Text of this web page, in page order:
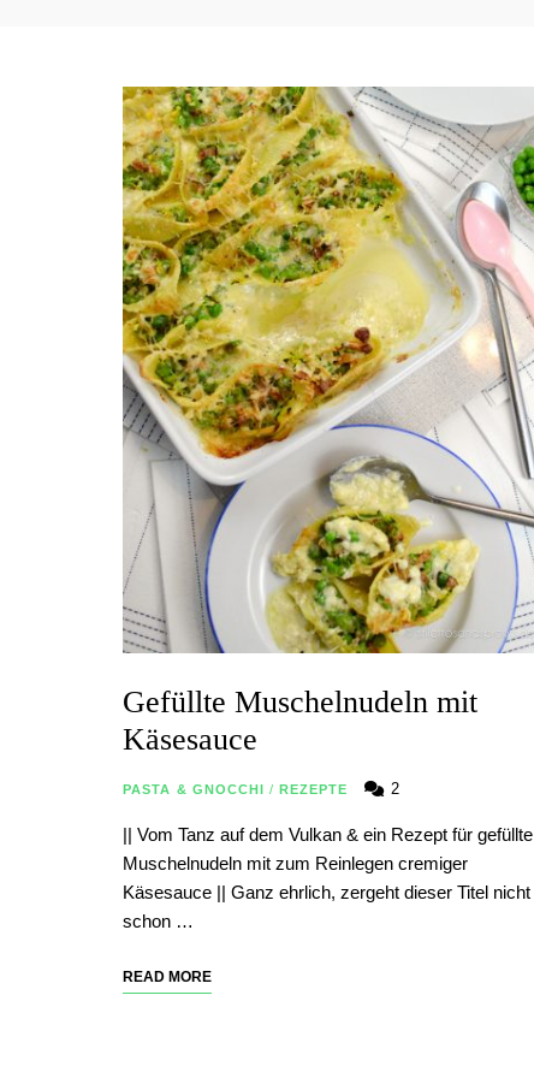
Gefüllte Muschelnudeln mit
Käsesauce
PASTA & GNOCCHI / REZEPTE 2
|| Vom Tanz auf dem Vulkan & ein Rezept für gefüllte
Muschelnudeln mit zum Reinlegen cremiger
Käsesauce || Ganz ehrlich, zergeht dieser Titel nicht
schon …
READ MORE